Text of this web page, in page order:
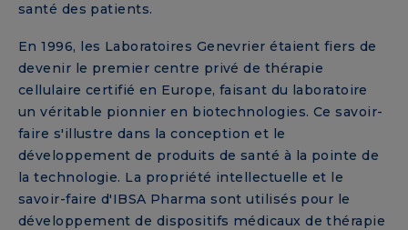
santé des patients.
En 1996, les Laboratoires Genevrier étaient fiers de
devenir le premier centre privé de thérapie
cellulaire certifié en Europe, faisant du laboratoire
un véritable pionnier en biotechnologies. Ce savoir-
faire s'illustre dans la conception et le
développement de produits de santé à la pointe de
la technologie. La propriété intellectuelle et le
savoir-faire d'IBSA Pharma sont utilisés pour le
développement de dispositifs médicaux de thérapie